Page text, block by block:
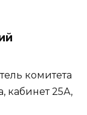
комитета
кабинет 25А,